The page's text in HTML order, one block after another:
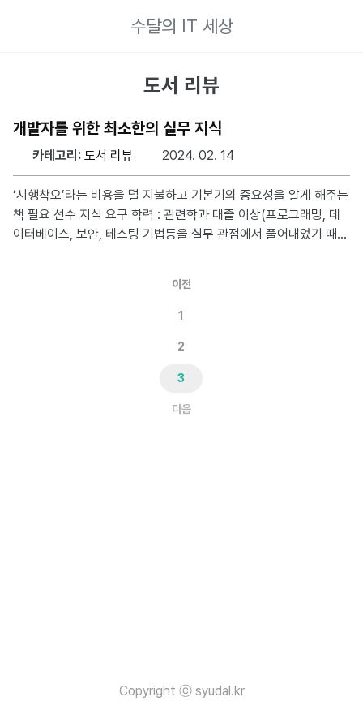
수달의 IT 세상
도서 리뷰
개발자를 위한 최소한의 실무 지식
카테고리: 도서 리뷰 2024. 02. 14
‘시행착오’라는 비용을 덜 지불하고 기본기의 중요성을 알게 해주는
책 필요 선수 지식 요구 학력 : 관련학과 대졸 이상(프로그래밍, 데
이터베이스, 보안, 테스팅 기법등을 실무 관점에서 풀어내었기 때
스의 중요한 개념들을 실무적인 관점에서 설명하고 다양한 DBMS
들을 특징에 따라 왜 사용하는지 설명한다. Chapter 03 체계적인
바탕으로 동시성 프로그래밍, 메모리 누수(C, Java, Python의 관
점으로), 스레드 풀링에 대해 설명한다. Chapter 04 성능을 향상
이전
1
2
3
다음
Copyright ⓒ syudal.kr